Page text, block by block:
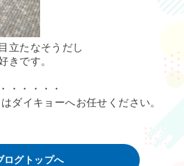
立たなそうだし
きです。
・・・・・
ダイキョーへお任せください。
ログトップへ